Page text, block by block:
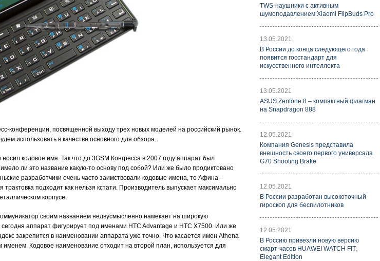
конференции, посвященной выходу трех новых моделей на российский рынок.
использовать в качестве основного для обзора.
кодовое имя. Так что до 3GSM Конгресса в 2007 году аппарат был
ли это название какую-то основу под собой? Или же было продиктовано
разработчики очень часто заимствовали кодовые имена, то Афина –
подходит как нельзя кстати. Производитель выпускает максимально
корпусе.
своим названием недвусмысленно намекает на широкую
аппарат фигурирует под именами HTC Advantage и HTC X7500. Или же
закрепится в наименовании аппарата уже точно. Что касается имен Athena
Кодовое наименование отходит на второй план, используется для
TWS-наушники с активным
шумоподавлением Xiaomi FlipBuds Pro
13.05.2021
В России до конца следующего года
появится госстандарт для
искусственного интеллекта
13.05.2021
ASUS Zenfone 8 – компактный флагман
на Snapdragon 888
12.05.2021
Компания Genesis представила
внешность своего первого универсала
G70 Shooting Brake
12.05.2021
В России разработан высокоточный
гироскоп для беспилотников
12.05.2021
В Россию привезли новую версию
смарт-часов HUAWEI WATCH FIT,
Elegant Edition